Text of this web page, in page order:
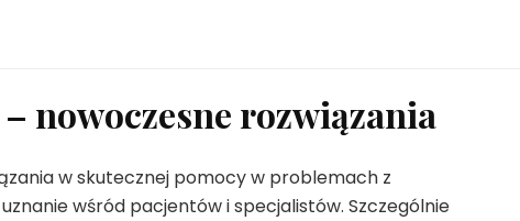
nowoczesne rozwiązania
w skutecznej pomocy w problemach z
wśród pacjentów i specjalistów. Szczególnie